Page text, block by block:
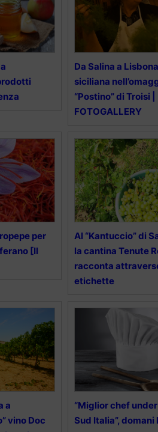
Da Salina a
siciliana
“Postino” di Troisi |
FOTOGALLERY
per
[Il
Al “Kantuccio” di
la cantina Tenute
racconta
etichette
a
vino Doc
“Miglior chef
Sud Italia”, domani